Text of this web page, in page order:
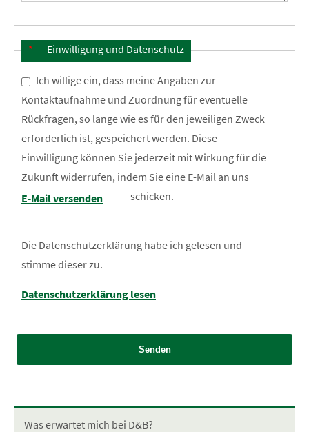
Einwilligung und Datenschutz
*
Ich willige ein, dass meine Angaben zur
Kontaktaufnahme und Zuordnung für eventuelle
Rückfragen, so lange wie es für den jeweiligen Zweck
erforderlich ist, gespeichert werden. Diese
Einwilligung können Sie jederzeit mit Wirkung für die
Zukunft widerrufen, indem Sie eine E-Mail an uns
schicken.
E-Mail versenden
Die Datenschutzerklärung habe ich gelesen und
stimme dieser zu.
Datenschutzerklärung lesen
Senden
Was erwartet mich bei D&B?